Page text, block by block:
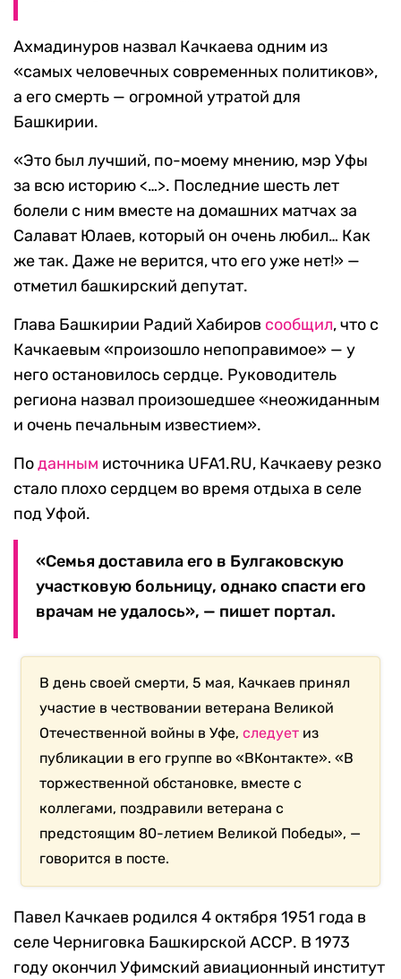
Ахмадинуров назвал Качкаева одним из
«самых человечных современных политиков»,
а его смерть — огромной утратой для
Башкирии.
«Это был лучший, по-моему мнению, мэр Уфы
за всю историю <…>. Последние шесть лет
болели с ним вместе на домашних матчах за
Салават Юлаев, который он очень любил… Как
же так. Даже не верится, что его уже нет!» —
отметил башкирский депутат.
Глава Башкирии Радий Хабиров сообщил, что с
Качкаевым «произошло непоправимое» — у
него остановилось сердце. Руководитель
региона назвал произошедшее «неожиданным
и очень печальным известием».
Поданным источника UFA1.RU, Качкаеву резко
стало плохо сердцем во время отдыха в селе
под Уфой.
«Семья доставила его в Булгаковскую
участковую больницу, однако спасти его
врачам не удалось», — пишет портал.
В день своей смерти, 5 мая, Качкаев принял
участие в чествовании ветерана Великой
Отечественной войны в Уфе,следует из
публикации в его группе во «ВКонтакте». «В
торжественной обстановке, вместе с
коллегами, поздравили ветерана с
предстоящим 80-летием Великой Победы», —
говорится в посте.
Павел Качкаев родился 4 октября 1951 года в
селе Черниговка Башкирской АССР. В 1973
году окончил Уфимский авиационный институт